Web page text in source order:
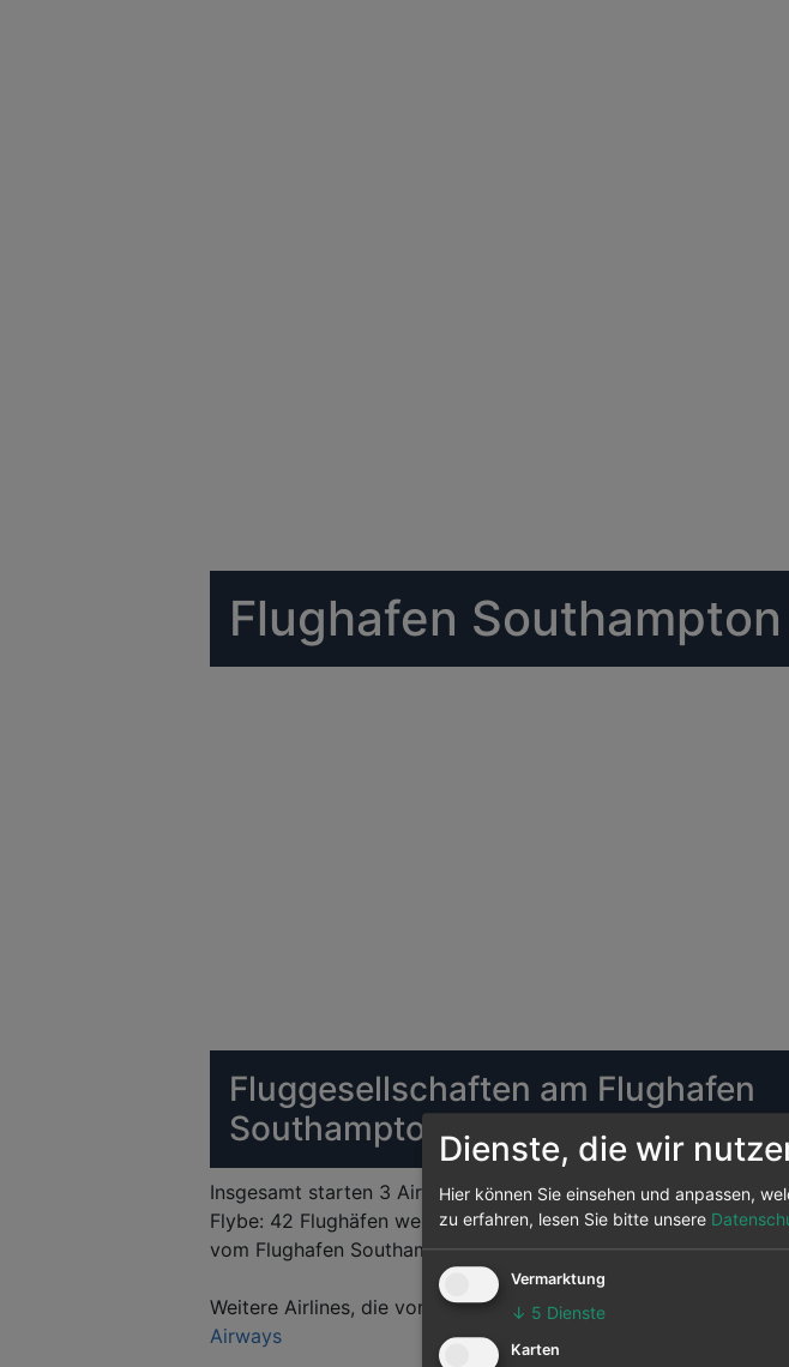
Flughafen Southampton
Fluggesellschaften am Flughafen
Southampton
Insgesamt starten 3 Airlines vom Flughafen Southampton Die
Flybe: 42 Flughäfen werden von ihr von hier aus angeflogen,
vom Flughafen Southampton abgehenden Strecken.
Weitere Airlines, die vom Flughafen Southampton abfliegen sind
Airways
Dienste, die wir
Hier können Sie einsehen und anpassen,
zu erfahren, lesen Sie bitte unsere
Vermarktung
↓ 5 Dienste
Karten